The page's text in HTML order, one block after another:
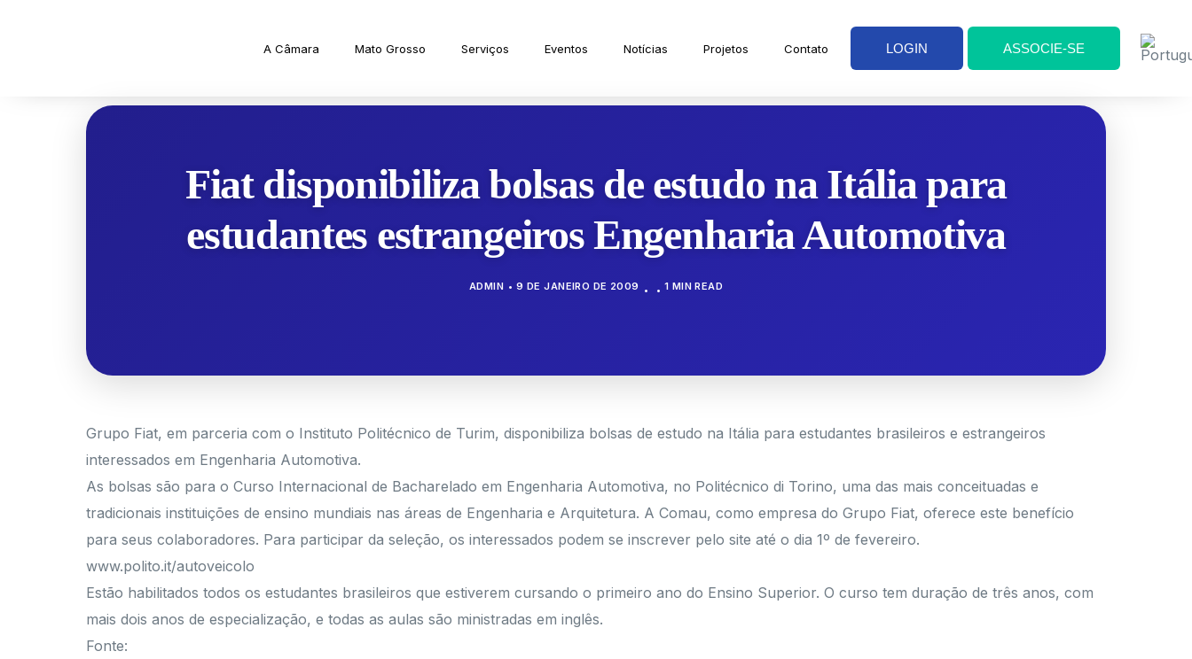
A Câmara Mato Grosso Serviços Eventos Notícias Projetos Contato LOGIN ASSOCIE-SE
Fiat disponibiliza bolsas de estudo na Itália para
estudantes estrangeiros Engenharia Automotiva
ADMIN 9 DE JANEIRO DE 2009 1 MIN READ
Grupo Fiat, em parceria com o Instituto Politécnico de Turim, disponibiliza bolsas de estudo na Itália para estudantes brasileiros e estrangeiros
interessados em Engenharia Automotiva.
As bolsas são para o Curso Internacional de Bacharelado em Engenharia Automotiva, no Politécnico di Torino, uma das mais conceituadas e
tradicionais instituições de ensino mundiais nas áreas de Engenharia e Arquitetura. A Comau, como empresa do Grupo Fiat, oferece este benefício
para seus colaboradores. Para participar da seleção, os interessados podem se inscrever pelo site até o dia 1º de fevereiro.
www.polito.it/autoveicolo
Estão habilitados todos os estudantes brasileiros que estiverem cursando o primeiro ano do Ensino Superior. O curso tem duração de três anos, com
mais dois anos de especialização, e todas as aulas são ministradas em inglês.
Fonte: